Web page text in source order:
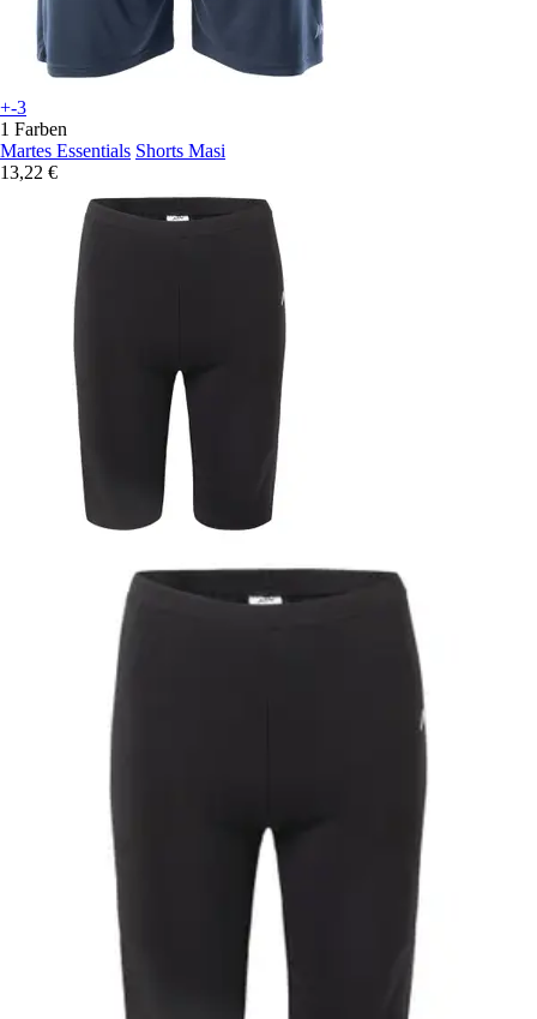
+-3
1 Farben
Martes Essentials Shorts Masi
13,22 €